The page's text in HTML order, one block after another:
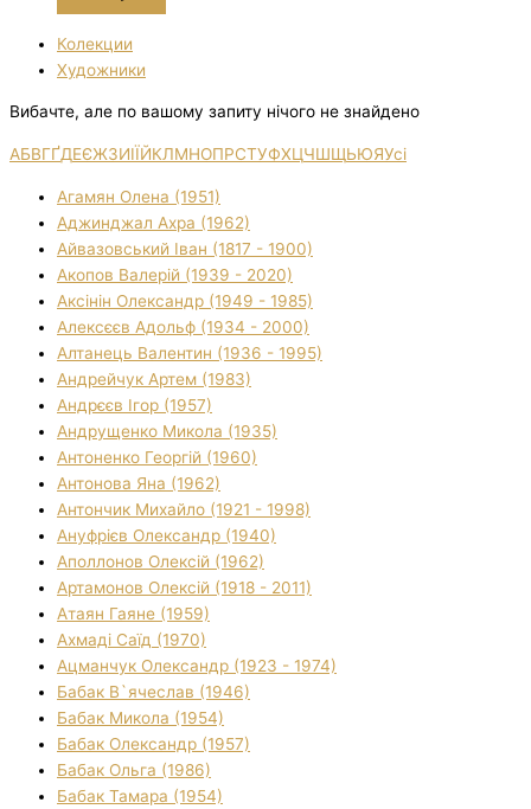
Колекции
Художники
Вибачте, але по вашому запиту нічого не знайдено
АБВГҐДЕЄЖЗИІЇЙКЛМНОПРСТУФХЦЧШЩЬЮЯУсі
Агамян Олена (1951)
Аджинджал Ахра (1962)
Айвазовський Іван (1817 - 1900)
Акопов Валерій (1939 - 2020)
Аксінін Олександр (1949 - 1985)
Алексєєв Адольф (1934 - 2000)
Алтанець Валентин (1936 - 1995)
Андрейчук Артем (1983)
Андрєєв Ігор (1957)
Андрущенко Микола (1935)
Антоненко Георгій (1960)
Антонова Яна (1962)
Антончик Михайло (1921 - 1998)
Ануфрієв Олександр (1940)
Аполлонов Олексій (1962)
Артамонов Олексій (1918 - 2011)
Атаян Гаяне (1959)
Ахмаді Саїд (1970)
Ацманчук Олександр (1923 - 1974)
Бабак В`ячеслав (1946)
Бабак Микола (1954)
Бабак Олександр (1957)
Бабак Ольга (1986)
Бабак Тамара (1954)